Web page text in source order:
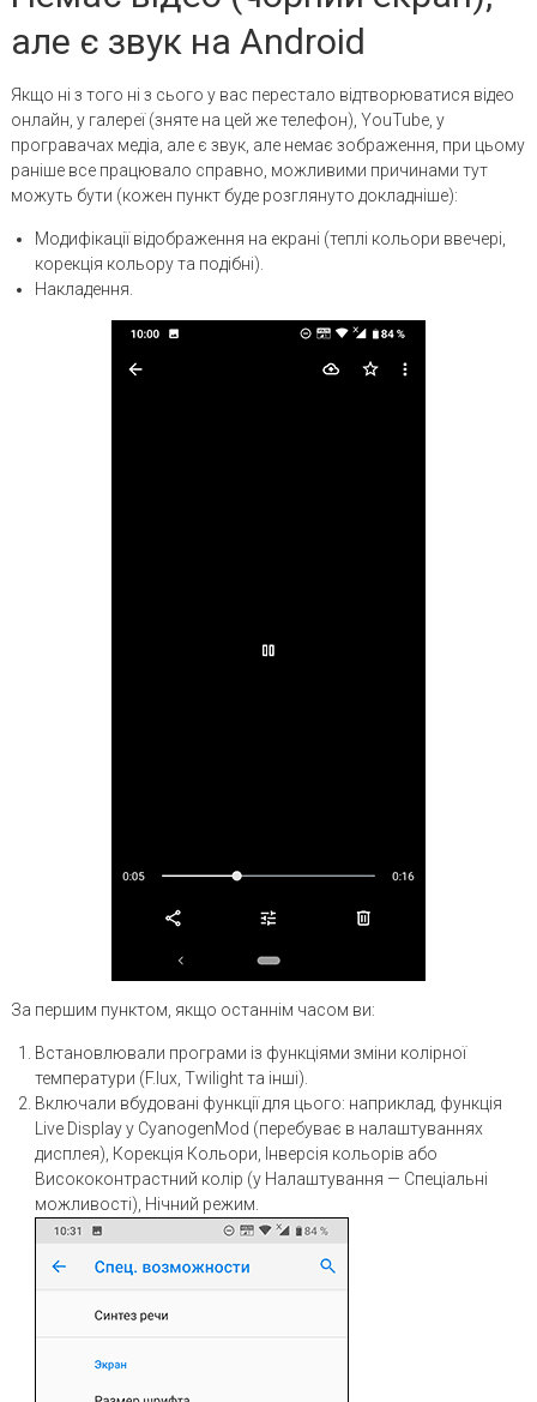
але є звук на Android
Якщо ні з того ні з сього у вас перестало відтворюватися відео
онлайн, у галереї (зняте на цей же телефон), YouTube, у
програвачах медіа, але є звук, але немає зображення, при цьому
раніше все працювало справно, можливими причинами тут
можуть бути (кожен пункт буде розглянуто докладніше):
Модифікації відображення на екрані (теплі кольори ввечері,
корекція кольору та подібні).
Накладення.
За першим пунктом, якщо останнім часом ви:
Встановлювали програми із функціями зміни колірної
температури (F.lux, Twilight та інші).
Включали вбудовані функції для цього: наприклад, функція
Live Display у CyanogenMod (перебуває в налаштуваннях
дисплея), Корекція Кольори, Інверсія кольорів або
Висококонтрастний колір (у Налаштування — Спеціальні
можливості), Нічний режим.